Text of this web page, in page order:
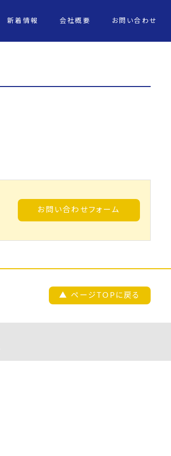
新着情報 会社概要 お問い合わせ
お問い合わせフォーム
▲ ページTOPに戻る